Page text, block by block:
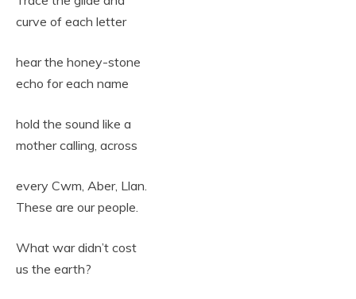
curve of each letter
hear the honey-stone
echo for each name
hold the sound like a
mother calling, across
every Cwm, Aber, Llan.
These are our people.
What war didn’t cost
us the earth?